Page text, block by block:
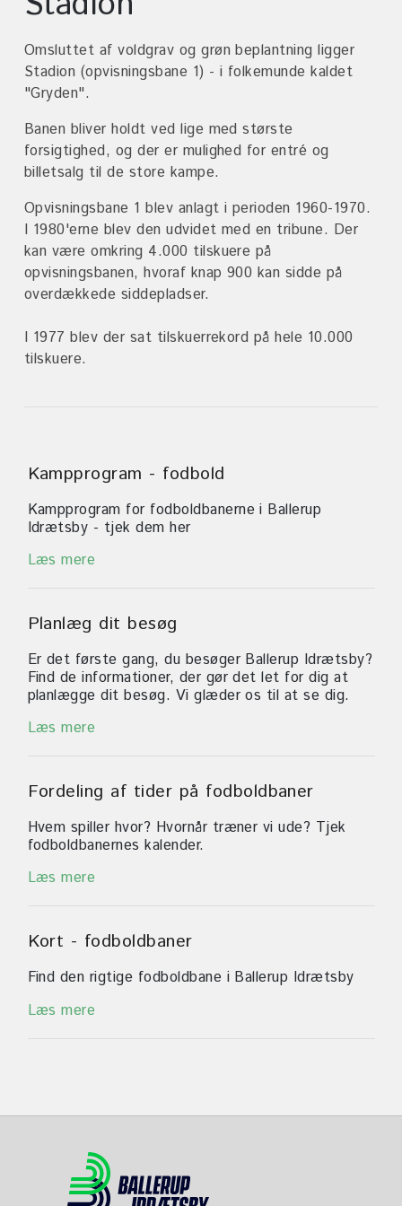
Omsluttet af voldgrav og grøn beplantning ligger
Stadion (opvisningsbane 1) - i folkemunde kaldet
"Gryden".
Banen bliver holdt ved lige med største
forsigtighed, og der er mulighed for entré og
billetsalg til de store kampe.
Opvisningsbane 1 blev anlagt i perioden 1960-1970.
I 1980'erne blev den udvidet med en tribune. Der
kan være omkring 4.000 tilskuere på
opvisningsbanen, hvoraf knap 900 kan sidde på
overdækkede siddepladser.
I 1977 blev der sat tilskuerrekord på hele 10.000
tilskuere.
Kampprogram - fodbold
Kampprogram for fodboldbanerne i Ballerup
Idrætsby - tjek dem her
Læs mere
Planlæg dit besøg
Er det første gang, du besøger Ballerup Idrætsby?
Find de informationer, der gør det let for dig at
planlægge dit besøg. Vi glæder os til at se dig.
Læs mere
Fordeling af tider på fodboldbaner
Hvem spiller hvor? Hvornår træner vi ude? Tjek
fodboldbanernes kalender.
Læs mere
Kort - fodboldbaner
Find den rigtige fodboldbane i Ballerup Idrætsby
Læs mere
East Kilbride Badet
Ballerup Atletik Stadion
Tapeten
Lokaler og klubfaciliteter
Cykelcrossbane
Udendørs træning og
aktiviteter
Cykellegeplads
Planlæg dit besøg
P-pladser
Transport
Leje af baner og lokaler
Kontakt
Måløv Idrætspark
om Måløv Idrætspark
Foreninger og hold i Måløv